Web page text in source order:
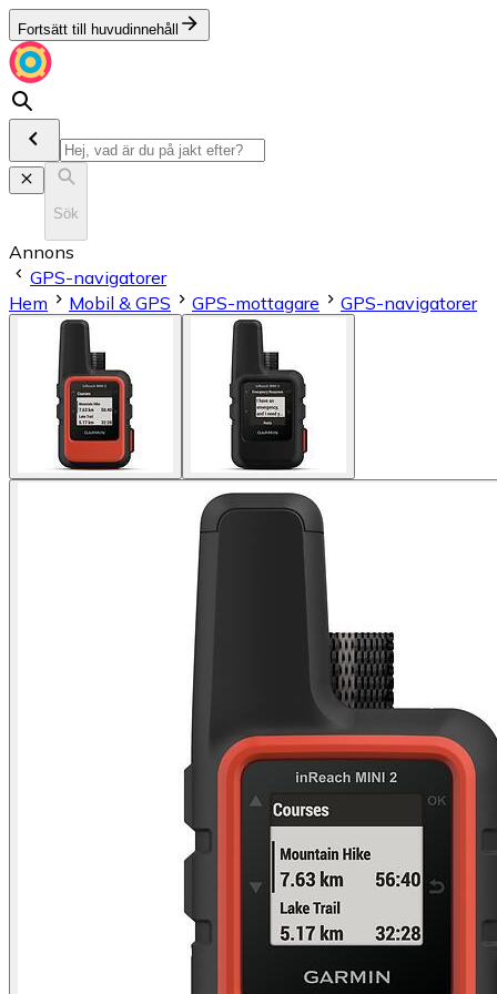
Fortsätt till huvudinnehåll
Sök
Annons
GPS-navigatorer
Hem
Mobil & GPS GPS-mottagare GPS-navigatorer